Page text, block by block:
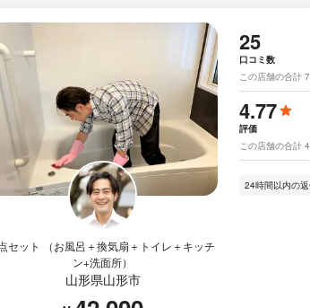
セット （お風呂＋換気扇＋トイレ＋キッチ
ン+洗面所）
山形県山形市
25
口コミ数
この店舗の合計
4.77
評価
この店舗の合計
24時間以内の